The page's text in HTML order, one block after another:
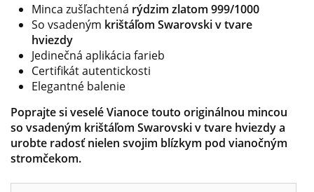
Minca zušľachtená rýdzim zlatom 999/1000
So vsadeným krištáľom Swarovski v tvare
hviezdy
Jedinečná aplikácia farieb
Certifikát autentickosti
Elegantné balenie
Poprajte si veselé Vianoce touto originálnou mincou
so vsadeným krištáľom Swarovski v tvare hviezdy a
urobte radosť nielen svojim blízkym pod vianočným
stromčekom.